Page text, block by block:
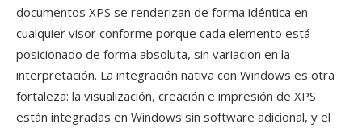
documentos XPS se renderizan de forma idéntica en
cualquier visor conforme porque cada elemento está
posicionado de forma absoluta, sin variacion en la
interpretación. La integración nativa con Windows es otra
fortaleza: la visualización, creación e impresión de XPS
están integradas en Windows sin software adicional, y el